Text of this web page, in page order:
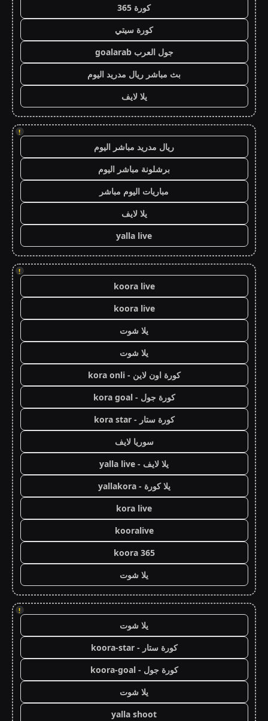
كورة 365
كورة سيتي
جول العرب goalarab
بث مباشر ريال مدريد اليوم
يلا لايف
!
ريال مدريد مباشر اليوم
برشلونة مباشر اليوم
مباريات اليوم مباشر
يلا لايف
yalla live
!
koora live
koora live
يلا شوت
يلا شوت
كورة اون لاين - kora onli
كورة جول - kora goal
كورة ستار - kora star
سوريا لايف
يلا لايف - yalla live
يلا كورة - yallakora
kora live
kooralive
koora 365
يلا شوت
!
يلا شوت
كورة ستار - koora-star
كورة جول - koora-goal
يلا شوت
yalla shoot